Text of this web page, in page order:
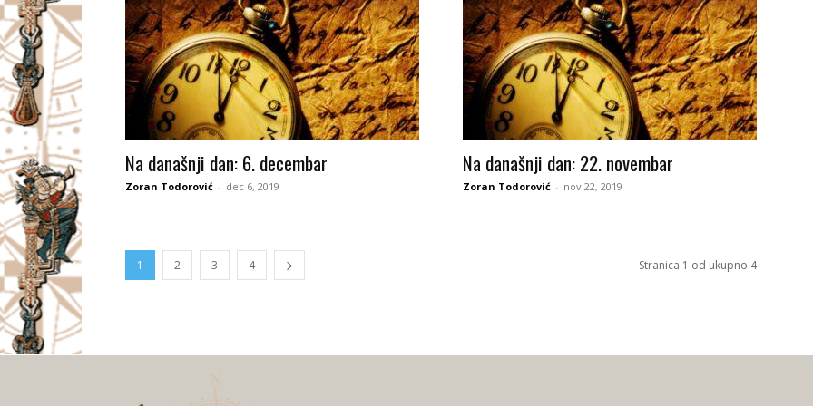
Na današnji dan: 6. decembar
Zoran Todorović - dec 6, 2019
Na današnji dan: 22. novembar
Zoran Todorović - nov 22, 2019
1 2 3 4 Stranica 1 od ukupno 4